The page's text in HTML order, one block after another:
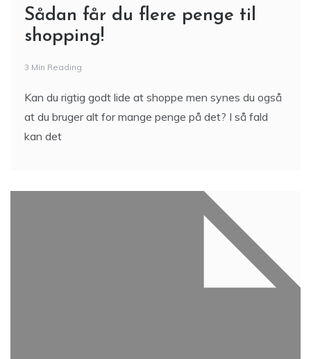
Sådan får du flere penge til
shopping!
3 Min Reading
Kan du rigtig godt lide at shoppe men synes du også
at du bruger alt for mange penge på det? I så fald
kan det